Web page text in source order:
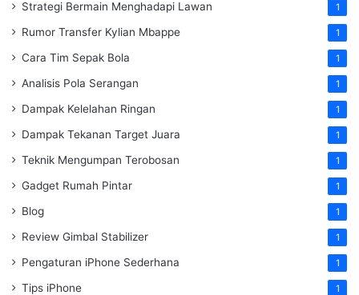
Strategi Bermain Menghadapi Lawan 1
Rumor Transfer Kylian Mbappe 1
Cara Tim Sepak Bola 1
Analisis Pola Serangan 1
Dampak Kelelahan Ringan 1
Dampak Tekanan Target Juara 1
Teknik Mengumpan Terobosan 1
Gadget Rumah Pintar 1
Blog 1
Review Gimbal Stabilizer 1
Pengaturan iPhone Sederhana 1
Tips iPhone 1